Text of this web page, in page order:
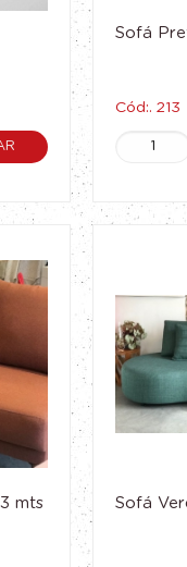
Sofá
Cód:. 213
mts Sofá